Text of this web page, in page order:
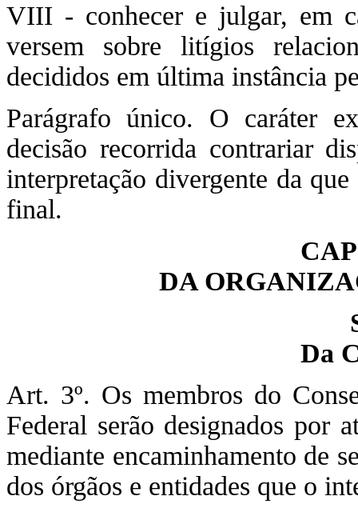
VIII - conhecer e julgar, em
versem sobre litígios
decididos em última instância
Parágrafo único. O caráter
decisão recorrida contrariar
interpretação divergente da
final.
DA
Da
Art. 3º. Os membros do
Federal serão designados por
mediante encaminhamento de
dos órgãos e entidades que o